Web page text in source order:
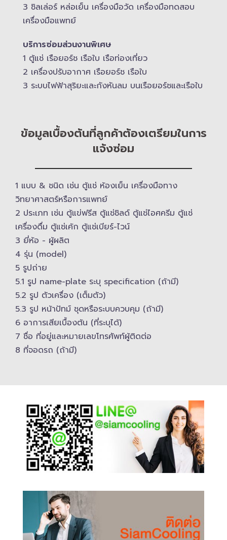
3 ชิลเล่อร์ หล่อเย็น เครื่องมือวัด เครื่องมือทดสอบ
เครื่องมือแพทย์
บริการซ่อมส่วนงานพิเศษ
1 ตู้แช่ เรือยอร์ช เรือใบ เรือท่องเที่ยว
2 เครื่องปรับอากาศ เรือยอร์ช เรือใบ
3 ระบบไฟฟ้าสุริยะและกังหันลม บนเรือยอร์ช​และเรือใบ
ข้อมูลเบื้องต้นที่ลูกค้าต้องเตรียมในการ
แจ้งซ่อม
1 แบบ & ​ชนิด เช่น ตู้แช่ ห้องเย็น เครื่องมือทาง
วิทยาศาสตร์​หรือการแพทย์
2 ประเภท เช่น ตู้แข่ฟรีส ตู้แช่ชิลด์ ตู้แช่ไอศครีม ตู้แช่
เครื่องดื่ม ตู้แช่เค้ก ตู้แช่เบียร์-ไวน์
3 ยี่ห้อ -​ ผู้ผลิต
4 รุ่น (model)
5 รูปถ่าย
5.1 รูป name-plate ระบุ specification (ถ้ามี)
5.2 รูป ตัวเครื่อง (เต็มตัว)
5.3 รูป หน้าปัทม์ ชุดหรือระบบควบคุม (ถ้ามี)​
6 อาการเสียเบื้องต้น (ที่ระบุได้)
7 ชื่อ ที่อยู่และ​หมายเลขโทรศัพท์​ผู้ติดต่อ
8 ที่จอดรถ (ถ้ามี)​